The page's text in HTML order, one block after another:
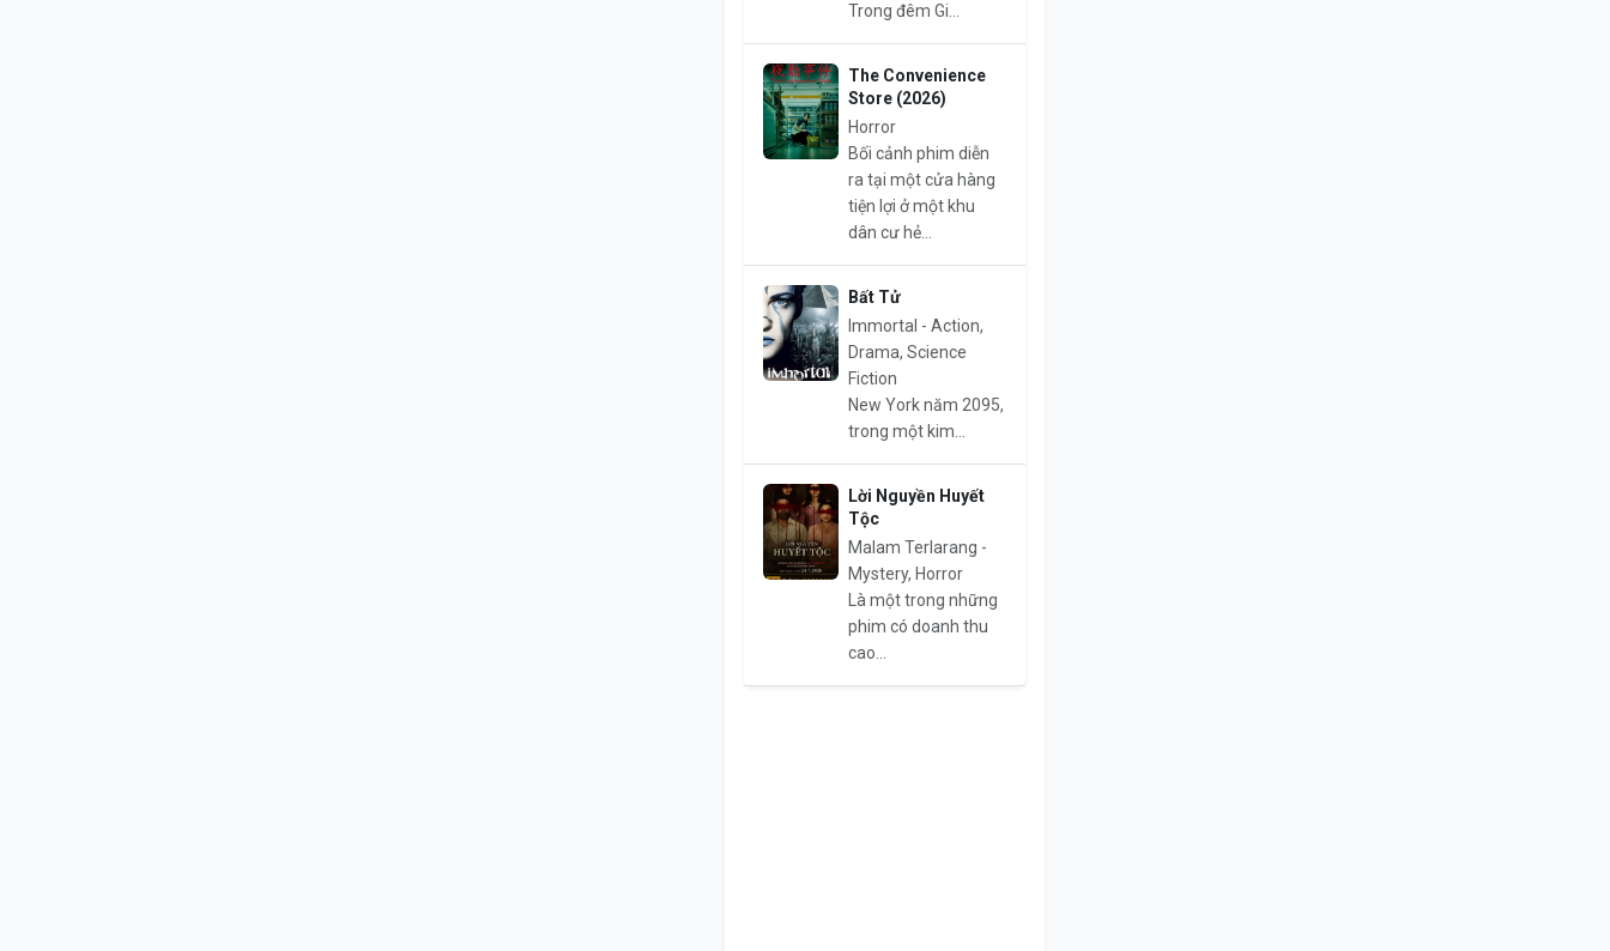
Trong đêm Gi...
The Convenience
Store (2026)
Horror
Bối cảnh phim diễn
ra tại một cửa hàng
tiện lợi ở một khu
dân cư hẻ...
Bất Tử
Immortal - Action,
Drama, Science
Fiction
New York năm 2095,
trong một kim...
Lời Nguyền Huyết
Tộc
Malam Terlarang -
Mystery, Horror
Là một trong những
phim có doanh thu
cao...